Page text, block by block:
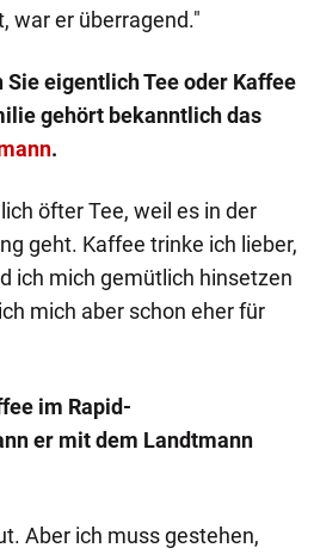
war er überragend."
eigentlich Tee oder Kaffee
gehört bekanntlich das
.
öfter Tee, weil es in der
geht. Kaffee trinke ich lieber,
ich mich gemütlich hinsetzen
mich aber schon eher für
im Rapid-
er mit dem Landtmann
Aber ich muss gestehen,